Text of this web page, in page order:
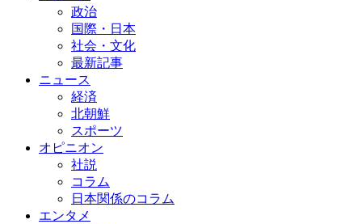
政治
国際・日本
社会・文化
最新記事
ニュース
経済
北朝鮮
スポーツ
オピニオン
社説
コラム
日本関係のコラム
エンタメ